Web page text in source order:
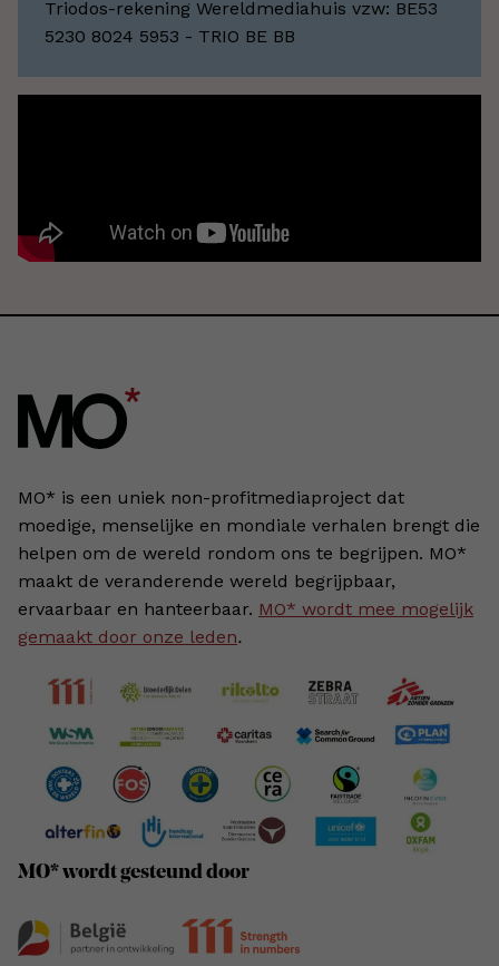
Triodos-rekening Wereldmediahuis vzw: BE53
5230 8024 5953 - TRIO BE BB
MO* is een uniek non-profitmediaproject dat
moedige, menselijke en mondiale verhalen brengt die
helpen om de wereld rondom ons te begrijpen. MO*
maakt de veranderende wereld begrijpbaar,
ervaarbaar en hanteerbaar. MO* wordt mee mogelijk
gemaakt door onze leden.
MO* wordt gesteund door